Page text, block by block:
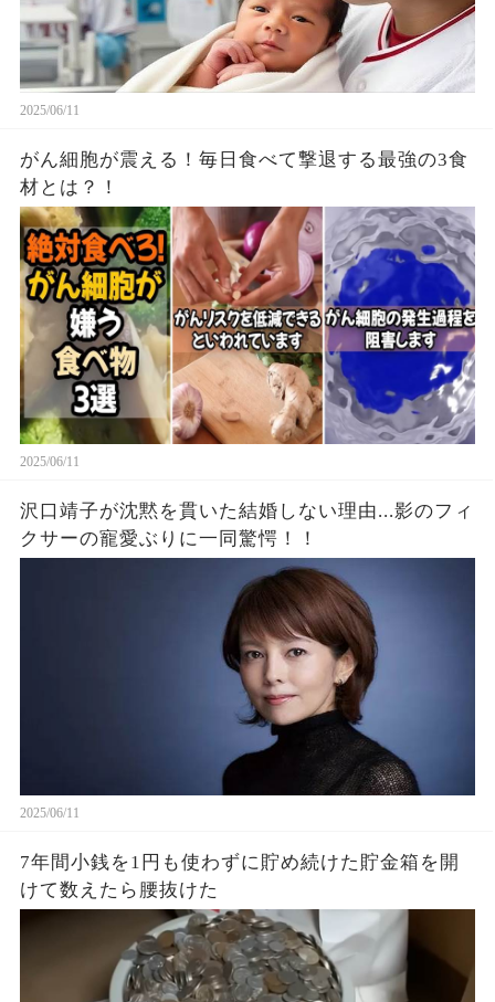
2025/06/11
がん細胞が震える！毎日食べて撃退する最強の3食
材とは？！
2025/06/11
沢口靖子が沈黙を貫いた結婚しない理由...影のフィ
クサーの寵愛ぶりに一同驚愕！！
2025/06/11
7年間小銭を1円も使わずに貯め続けた貯金箱を開
けて数えたら腰抜けた